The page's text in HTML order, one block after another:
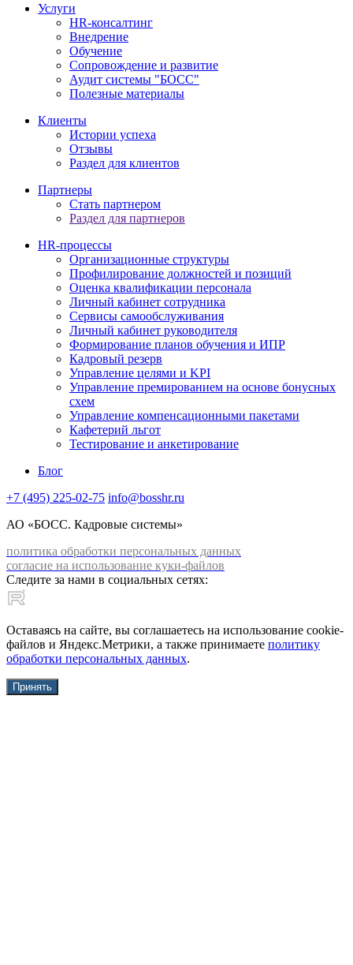
Услуги
HR-консалтинг
Внедрение
Обучение
Сопровождение и развитие
Аудит системы "БОСС"
Полезные материалы
Клиенты
Истории успеха
Отзывы
Раздел для клиентов
Партнеры
Стать партнером
Раздел для партнеров
HR-процессы
Организационные структуры
Профилирование должностей и позиций
Оценка квалификации персонала
Личный кабинет сотрудника
Сервисы самообслуживания
Личный кабинет руководителя
Формирование планов обучения и ИПР
Кадровый резерв
Управление целями и KPI
Управление премированием на основе бонусных
схем
Управление компенсационными пакетами
Кафетерий льгот
Тестирование и анкетирование
Блог
+7 (495) 225-02-75 info@bosshr.ru
АО «БОСС. Кадровые системы»
политика обработки персональных данных
согласие на использование куки-файлов
Следите за нами в социальных сетях:
Оставаясь на сайте, вы соглашаетесь на использование cookie-
файлов и Яндекс.Метрики, а также принимаете политику
обработки персональных данных.
Принять